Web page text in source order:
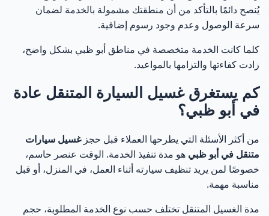
يُنصح دائمًا بالتأكد من أن منطقتك مشمولة بالخدمة لضمان
سرعة الوصول وعدم وجود رسوم إضافية.
كلما كانت الخدمة متخصصة في مناطق أبو ظبي بشكل واضح،
زادت كفاءتها والتزامها بالمواعيد.
كم يستغرق غسيل السيارة المتنقل عادة
في أبو ظبي؟
من أكثر الأسئلة التي يطرحها العملاء قبل حجزغسيل سيارات
متنقل في أبو ظبي هو مدة تنفيذ الخدمة. الوقت عنصر حاسم،
خصوصًا لمن يريد تنظيف سيارته أثناء العمل، في المنزل، أو قبل
مناسبة مهمة.
مدة الغسيل المتنقل تختلف حسب نوع الخدمة المطلوبة، حجم